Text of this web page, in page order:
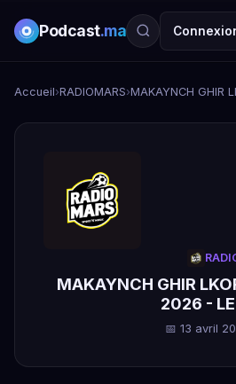
Podcast.ma
Accueil›RADIOMARS›
MAKAYNCH GHIR
2026 -
📅 13 avril